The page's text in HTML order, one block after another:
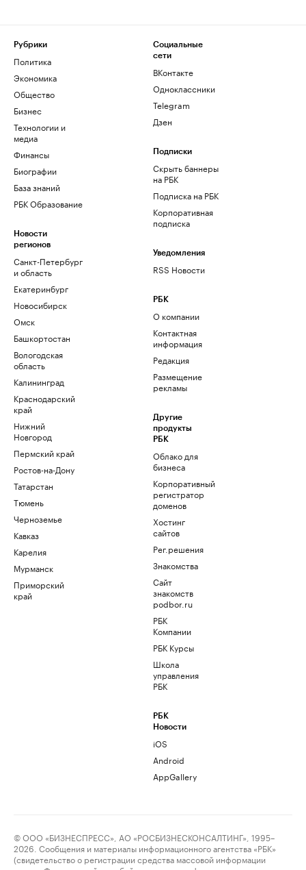
Рубрики
Политика
Экономика
Общество
Бизнес
Технологии и
медиа
Финансы
Биографии
База знаний
РБК Образование
Новости
регионов
Санкт-Петербург
и область
Екатеринбург
Новосибирск
Омск
Башкортостан
Вологодская
область
Калининград
Краснодарский
край
Нижний
Новгород
Пермский край
Ростов-на-Дону
Татарстан
Тюмень
Черноземье
Кавказ
Карелия
Мурманск
Приморский
край
Социальные
сети
ВКонтакте
Одноклассники
Telegram
Дзен
Подписки
Скрыть баннеры
на РБК
Подписка на РБК
Корпоративная
подписка
Уведомления
RSS Новости
РБК
О компании
Контактная
информация
Редакция
Размещение
рекламы
Другие
продукты
РБК
Облако для
бизнеса
Корпоративный
регистратор
доменов
Хостинг
сайтов
Рег.решения
Знакомства
Сайт
знакомств
podbor.ru
РБК
Компании
РБК Курсы
Школа
управления
РБК
РБК
Новости
iOS
Android
AppGallery
© ООО «БИЗНЕСПРЕСС», АО «РОСБИЗНЕСКОНСАЛТИНГ», 1995–
2026. Сообщения и материалы информационного агентства «РБК»
(свидетельство о регистрации средства массовой информации